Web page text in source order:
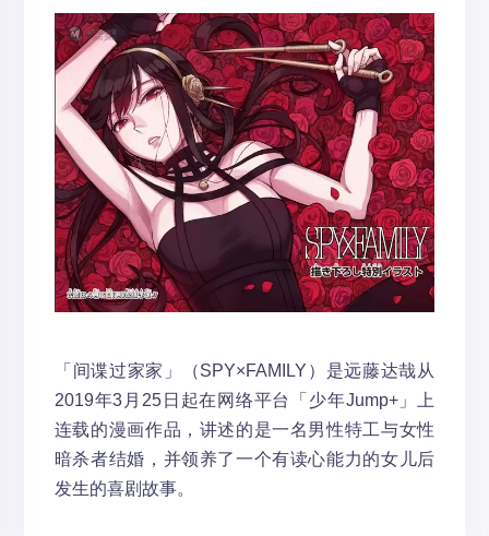
「间谍过家家」（SPY×FAMILY）是远藤达哉从
2019年3月25日起在网络平台「少年Jump+」上
连载的漫画作品，讲述的是一名男性特工与女性
暗杀者结婚，并领养了一个有读心能力的女儿后
发生的喜剧故事。